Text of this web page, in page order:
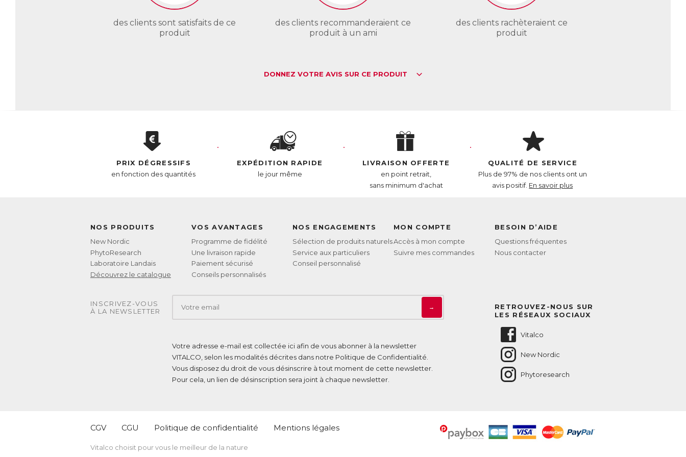
Télécharger la fiche produit
des clients sont satisfaits de ce
produit
des clients recommanderaient ce
produit à un ami
des clients rachèteraient ce
produit
DONNEZ VOTRE AVIS SUR CE PRODUIT
PRIX DÉGRESSIFS
en fonction des quantités
EXPÉDITION RAPIDE
le jour même
LIVRAISON OFFERTE
en point retrait,
sans minimum d'achat
QUALITÉ DE SERVICE
Plus de 97% de nos clients ont un
avis positif. En savoir plus
NOS PRODUITS
New Nordic
PhytoResearch
Laboratoire Landais
Découvrez le catalogue
VOS AVANTAGES
Programme de fidélité
Une livraison rapide
Paiement sécurisé
Conseils personnalisés
NOS ENGAGEMENTS
Sélection de produits naturels
Service aux particuliers
Conseil personnalisé
MON COMPTE
Accès à mon compte
Suivre mes commandes
BESOIN D’AIDE
Questions fréquentes
Nous contacter
RETROUVEZ-NOUS SUR
LES RÉSEAUX SOCIAUX
Vitalco
New Nordic
Phytoresearch
INSCRIVEZ-VOUS
À LA NEWSLETTER
→
Votre adresse e-mail est collectée ici afin de vous abonner à la newsletter
VITALCO, selon les modalités décrites dans notre Politique de Confidentialité
Vous disposez du droit de vous désinscrire à tout moment de cette newsletter.
Pour cela, un lien de désinscription sera joint à chaque newsletter.
CGV CGU Politique de confidentialité Mentions légales
Vitalco choisit pour vous le meilleur de la nature